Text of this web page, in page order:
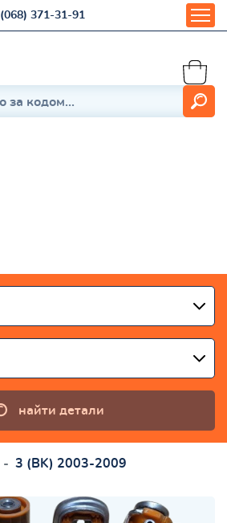
(068) 371-31-91
найти детали
3 (BK) 2003-2009